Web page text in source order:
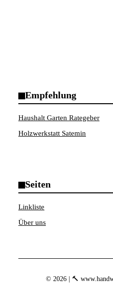
Empfehlung
Haushalt Garten Rategeber
Holzwerkstatt Satemin
Seiten
Linkliste
Über uns
© 2026 | 🔨